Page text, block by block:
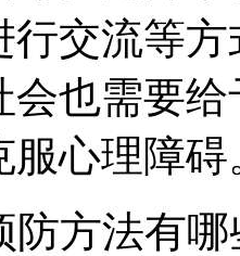
行交流等
会也需要
服心理障碍
防方法有